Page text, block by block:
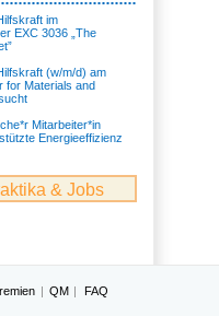
im
EXC 3036 „The
(w/m/d) am
for Materials and
Mitarbeiter*in
Energieeffizienz
& Jobs
QM FAQ